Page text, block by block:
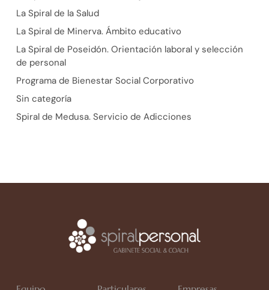
La Spiral de la Salud
La Spiral de Minerva. Ámbito educativo
La Spiral de Poseidón. Orientación laboral y selección
de personal
Programa de Bienestar Social Corporativo
Sin categoría
Spiral de Medusa. Servicio de Adicciones